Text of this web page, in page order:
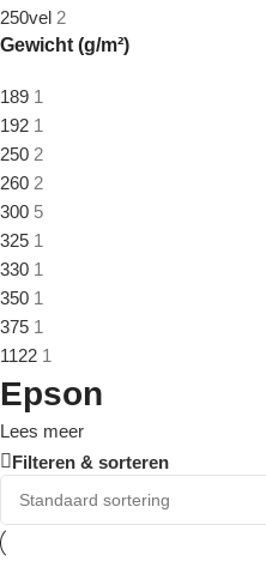
250vel 2
Gewicht (g/m²)
189 1
192 1
250 2
260 2
300 5
325 1
330 1
350 1
375 1
1122 1
Epson
Lees meer
Filteren & sorteren